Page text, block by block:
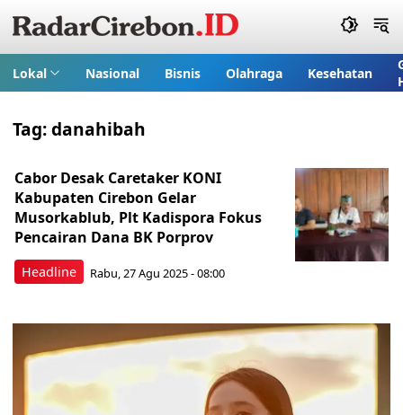
Lokal Nasional Bisnis Olahraga Kesehatan
Tag:danahibah
Headline
Cabor Desak Caretaker KONI
Kabupaten Cirebon Gelar
Musorkablub, Plt Kadispora Fokus
Pencairan Dana BK Porprov
Rabu, 27 Agu 2025 - 08:00